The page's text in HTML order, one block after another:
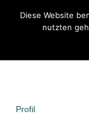
Profil
Diese Website
nutzten